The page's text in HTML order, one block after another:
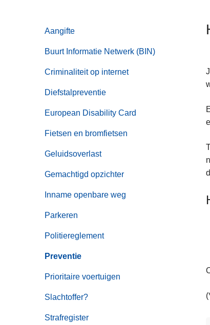
Aangifte
Buurt Informatie Netwerk (BIN)
Criminaliteit op internet
Diefstalpreventie
European Disability Card
Fietsen en bromfietsen
Geluidsoverlast
Gemachtigd opzichter
Inname openbare weg
Parkeren
Politiereglement
Preventie
Prioritaire voertuigen
Slachtoffer?
Strafregister